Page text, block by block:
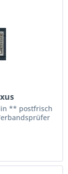
** postfrisch